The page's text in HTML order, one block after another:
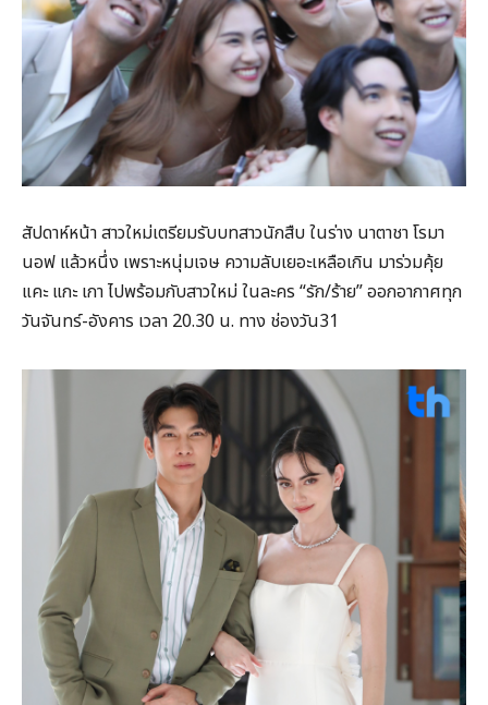
สัปดาห์หน้า สาวใหม่เตรียมรับบทสาวนักสืบ ในร่าง นาตาชา โรมา
นอฟ แล้วหนึ่ง เพราะหนุ่มเจษ ความลับเยอะเหลือเกิน มาร่วมคุ้ย
แคะ แกะ เกา ไปพร้อมกับสาวใหม่ ในละคร “รัก/ร้าย” ออกอากาศทุก
วันจันทร์-อังคาร เวลา 20.30 น. ทาง ช่องวัน31